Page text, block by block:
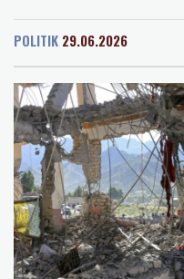
Dresden
Baden-Baden
14
Bericht: EU importiert
Militärverwaltung:
in Region Kiew
BUND kritisiert Lockerung
begrüßt es
Kolumbien: Neuer
gegen Drogengewalt an
BUND kritisiert Lockerung
Lastwagen
POLITIK 29.06.2026